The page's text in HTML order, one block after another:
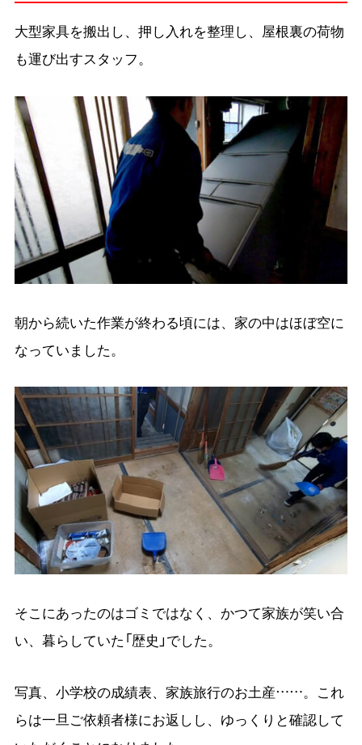
大型家具を搬出し、押し入れを整理し、屋根裏の荷物
も運び出すスタッフ。
朝から続いた作業が終わる頃には、家の中はほぼ空に
なっていました。
そこにあったのはゴミではなく、かつて家族が笑い合
い、暮らしていた「歴史」でした。
写真、小学校の成績表、家族旅行のお土産……。これ
らは一旦ご依頼者様にお返しし、ゆっくりと確認して